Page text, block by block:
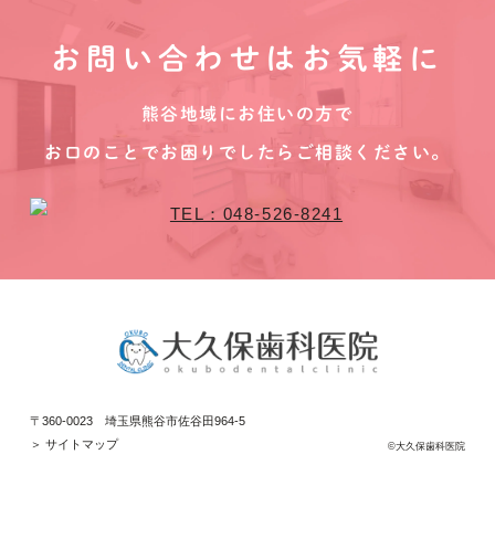
お問い合わせはお気軽に
熊谷地域にお住いの方で
お口のことでお困りでしたらご相談ください。
〒360-0023 埼玉県熊谷市佐谷田964-5
＞ サイトマップ
©大久保歯科医院